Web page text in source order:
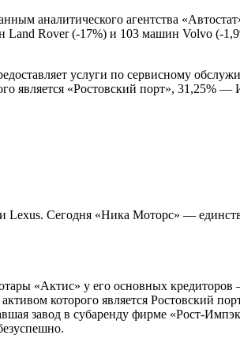
аналитического агентства
Land Rover (-17%) и 103 машин Volvo (-
услуги по сервисному
является «Ростовский порт»,
Lexus. Сегодня «Ника Моторс» —
«Актис» у его основных
которого является Ростовский
завод в субаренду фирме «Рост-